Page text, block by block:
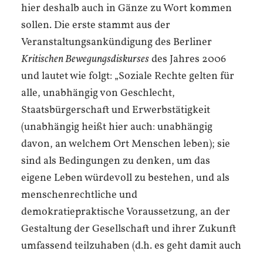
hier deshalb auch in Gänze zu Wort kommen
sollen. Die erste stammt aus der
Veranstaltungsankündigung des Berliner
Kritischen Bewegungsdiskursesdes Jahres 2006
und lautet wie folgt: „Soziale Rechte gelten für
alle, unabhängig von Geschlecht,
Staatsbürgerschaft und Erwerbstätigkeit
(unabhängig heißt hier auch: unabhängig
davon, an welchem Ort Menschen leben); sie
sind als Bedingungen zu denken, um das
eigene Leben würdevoll zu bestehen, und als
menschenrechtliche und
demokratiepraktische Voraussetzung, an der
Gestaltung der Gesellschaft und ihrer Zukunft
umfassend teilzuhaben (d.h. es geht damit auch